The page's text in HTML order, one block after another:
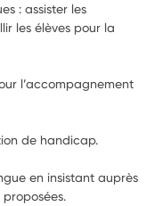
: assister les
les élèves pour la
l’accompagnement
de handicap.
en insistant auprès